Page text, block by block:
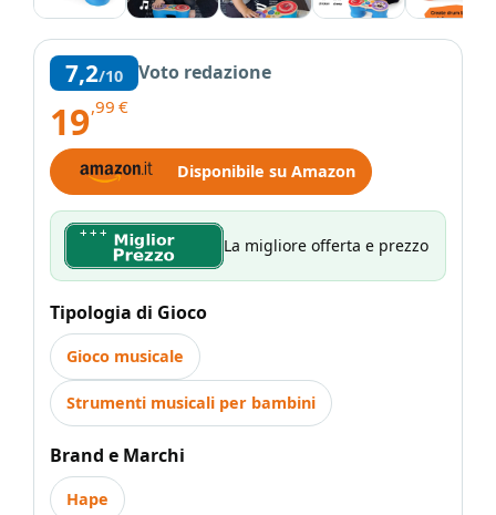
7,2/10 Voto redazione
19,99 €
Disponibile su Amazon
La migliore offerta e prezzo
Tipologia di Gioco
Gioco musicale
Strumenti musicali per bambini
Brand e Marchi
Hape